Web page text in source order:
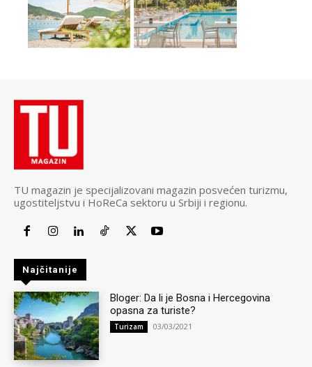
TU magazin je specijalizovani magazin posvećen turizmu,
ugostiteljstvu i HoReCa sektoru u Srbiji i regionu.
Najčitanije
Bloger: Da li je Bosna i Hercegovina
opasna za turiste?
Turizam 03/03/2021